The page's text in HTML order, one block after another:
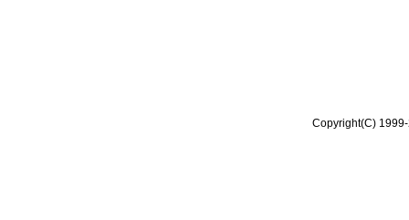
Copyright(C)